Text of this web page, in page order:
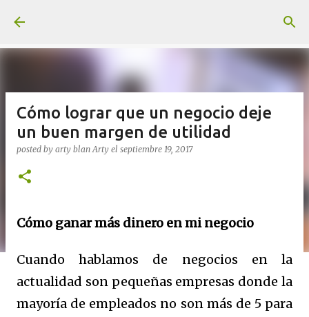
Cómo lograr que un negocio deje
un buen margen de utilidad
posted by arty blanArty el septiembre 19, 2017
Cómo ganar más dinero en mi negocio
Cuando hablamos de negocios en la
actualidad son pequeñas empresas donde la
mayoría de empleados no son más de 5 para